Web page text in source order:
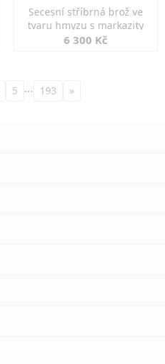
Secesní stříbrná brož ve
tvaru hmyzu s markazity
6 300 Kč
5 … 193 »